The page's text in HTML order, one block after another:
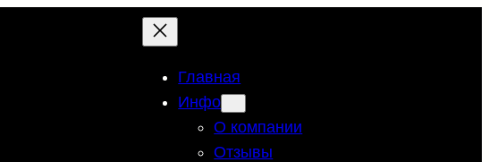
Главная
Инфо
О компании
Отзывы